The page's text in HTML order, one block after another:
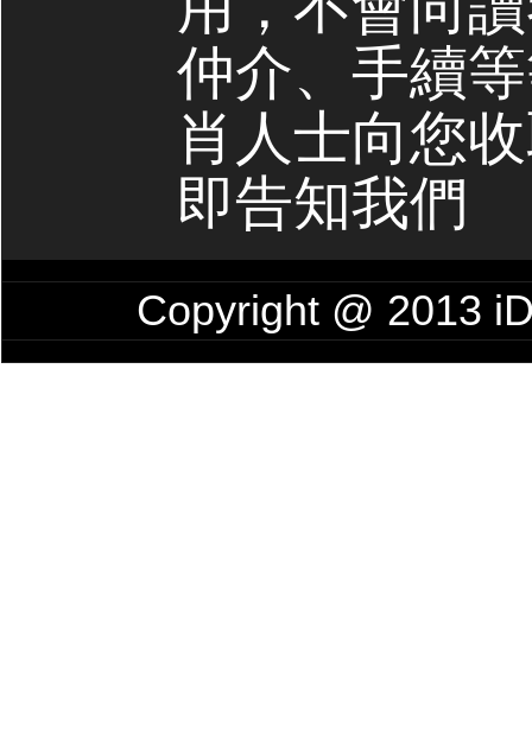
仲介、手續
肖人士向您
即告知我們
Copyright @ 2013